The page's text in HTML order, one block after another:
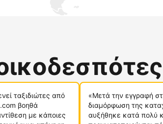
ταξιδιώτες από
βοηθά
με κάποιες
«Μετά την εγγραφή
διαμόρφωση της
αυξήθηκε κατά πολύ